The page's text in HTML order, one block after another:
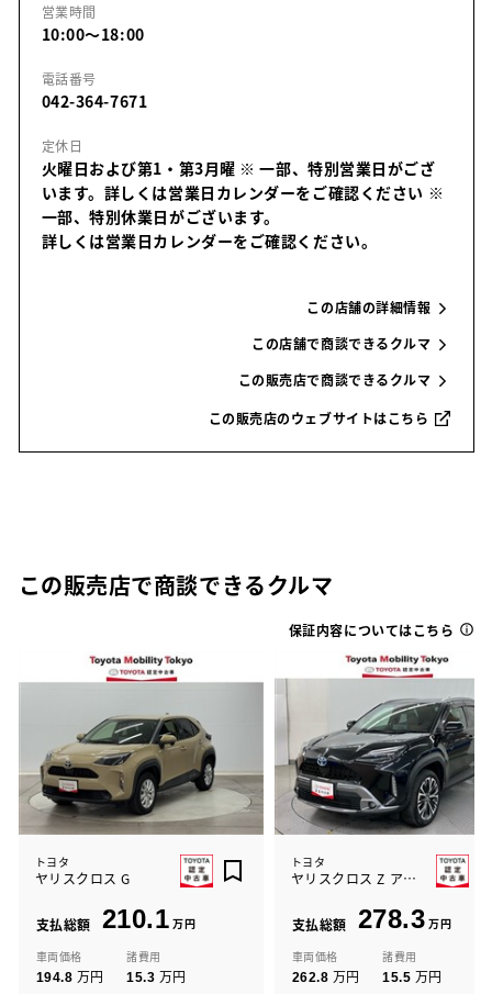
営業時間
10:00～18:00
電話番号
042-364-7671
定休日
火曜日および第1・第3月曜 ※ 一部、特別営業日がござ
います。詳しくは営業日カレンダーをご確認ください ※
一部、特別休業日がございます。
詳しくは営業日カレンダーをご確認ください。
この店舗の詳細情報
この店舗で商談できるクルマ
この販売店で商談できるクルマ
この販売店のウェブサイトはこちら
この販売店で商談できるクルマ
保証内容についてはこちら
トヨタ
ヤリスクロス G
支払総額 210.1 万円
車両価格
194.8 万円
諸費用
15.3 万円
トヨタ
ヤリスクロス Z アドベンチャー
支払総額 278.3 万円
車両価格
262.8 万円
諸費用
15.5 万円